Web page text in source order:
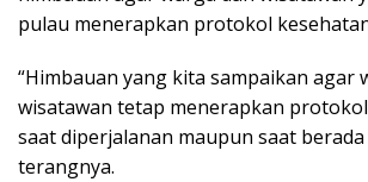
pulau menerapkan protokol
“Himbauan yang kita sampaikan agar
wisatawan tetap menerapkan
saat diperjalanan maupun saat
terangnya.